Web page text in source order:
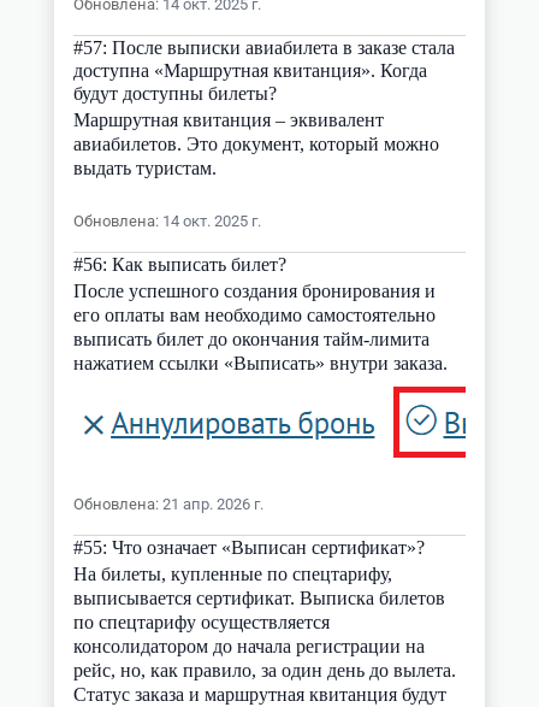
Обновлена: 14 окт. 2025 г.
#57: После выписки авиабилета в заказе стала
доступна «Маршрутная квитанция». Когда
будут доступны билеты?
Маршрутная квитанция – эквивалент
авиабилетов. Это документ, который можно
выдать туристам.
Обновлена: 14 окт. 2025 г.
#56: Как выписать билет?
После успешного создания бронирования и
его оплаты вам необходимо самостоятельно
выписать билет до окончания тайм-лимита
нажатием ссылки «Выписать» внутри заказа.
Обновлена: 21 апр. 2026 г.
#55: Что означает «Выписан сертификат»?
На билеты, купленные по спецтарифу,
выписывается сертификат. Выписка билетов
по спецтарифу осуществляется
консолидатором до начала регистрации на
рейс, но, как правило, за один день до вылета.
Статус заказа и маршрутная квитанция будут